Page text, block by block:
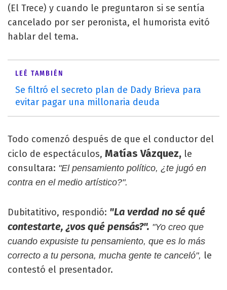
(El Trece) y cuando le preguntaron si se sentía
cancelado por ser peronista, el humorista evitó
hablar del tema.
LEÉ TAMBIÉN
Se filtró el secreto plan de Dady Brieva para
evitar pagar una millonaria deuda
Todo comenzó después de que el conductor del
ciclo de espectáculos, Matías Vázquez, le
consultara: "El pensamiento político, ¿te jugó en
contra en el medio artístico?".
Dubitatitivo, respondió: "La verdad no sé qué
contestarte, ¿vos qué pensás?". "Yo creo que
cuando expusiste tu pensamiento, que es lo más
correcto a tu persona, mucha gente te canceló", le
contestó el presentador.